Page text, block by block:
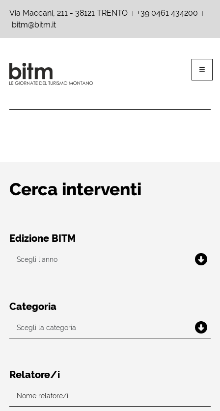
Via Maccani, 211 - 38121 TRENTO +39 0461 434200
bitm@bitm.it
Cerca interventi
Edizione BITM
Categoria
Relatore/i